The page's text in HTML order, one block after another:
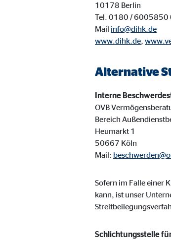
10178 Berlin
Tel. 0180 / 6005850
Mail info@dihk.de
www.dihk.de,
Alternative
Interne
OVB
Bereich
Heumarkt 1
50667 Köln
Mail:
Sofern im Falle einer
kann, ist unser
Schlichtungsstelle
Adform | Empfänger: OVB,
Externe Medien
Inhalte von Video- und
Google Maps | Empfänger: